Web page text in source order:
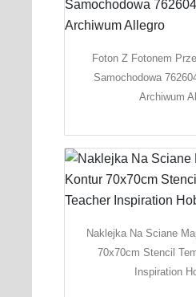
Foton Z Fotonem
Samochodowa
Archiwum
Naklejka Na Sciane
70x70cm Stencil
Inspiration